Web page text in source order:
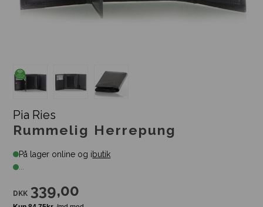
Pia Ries
Rummelig Herrepung
På lager online og ibutik
...
DKK 339,00